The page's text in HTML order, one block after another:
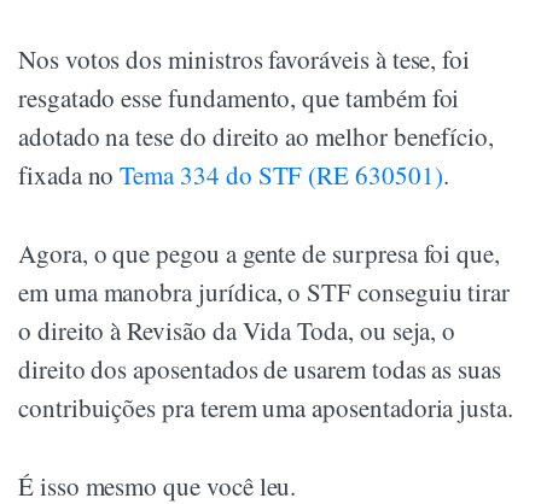
Nos votos dos ministros favoráveis à tese, foi
resgatado esse fundamento, que também foi
adotado na tese do direito ao melhor benefício,
fixada noTema 334 do STF (RE 630501).
Agora, o que pegou a gente de surpresa foi que,
em uma manobra jurídica, o STF conseguiu tirar
o direito à Revisão da Vida Toda, ou seja, o
direito dos aposentados de usarem todas as suas
contribuições pra terem uma aposentadoria justa.
É isso mesmo que você leu.